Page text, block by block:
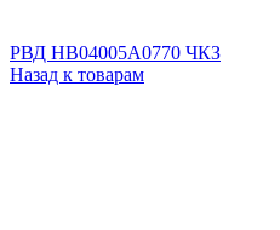
РВД HB04005A0770 ЧКЗ
Назад к товарам